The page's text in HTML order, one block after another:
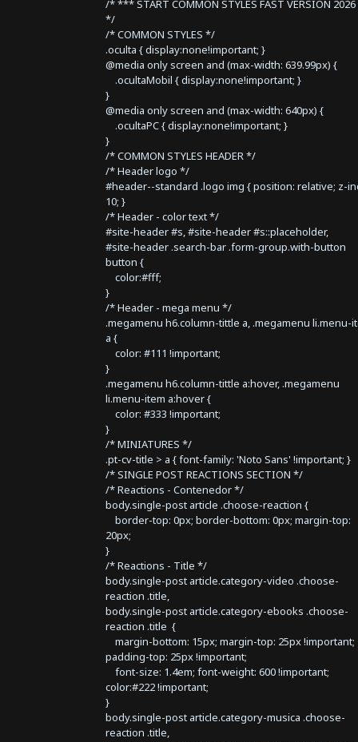
/* *** START COMMON STYLES FAST VERSION
*/
/* COMMON STYLES */
.oculta { display:none!important; }
@media only screen and (max-width: 639.99px) {
.ocultaMobil { display:none!important; }
}
@media only screen and (max-width: 640px) {
.ocultaPC { display:none!important; }
}
/* COMMON STYLES HEADER */
/* Header logo */
#header--standard .logo img { position: relative; z-
10; }
/* Header - color text */
#site-header #s, #site-header #s::placeholder,
#site-header .search-bar .form-group.with-button
button {
color:#fff;
}
/* Header - mega menu */
.megamenu h6.column-tittle a, .megamenu li.menu-
a {
color: #111 !important;
}
.megamenu h6.column-tittle a:hover, .megamenu
li.menu-item a:hover {
color: #333 !important;
}
/* MINIATURES */
.pt-cv-title > a { font-family: 'Noto Sans' !important; }
/* SINGLE POST REACTIONS SECTION */
/* Reactions - Contenedor */
body.single-post article .choose-reaction {
border-top: 0px; border-bottom: 0px; margin-top:
20px;
}
/* Reactions - Title */
body.single-post article.category-video .choose-
reaction .title,
body.single-post article.category-ebooks .choose-
reaction .title {
margin-bottom: 15px; margin-top: 25px !important;
padding-top: 25px !important;
font-size: 1.4em; font-weight: 600 !important;
color:#222 !important;
}
body.single-post article.category-musica .choose-
reaction .title,